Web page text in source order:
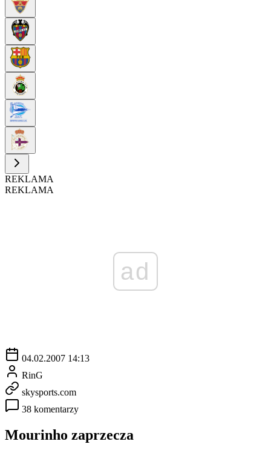
REKLAMA
REKLAMA
ad
04.02.2007 14:13
RinG
skysports.com
38 komentarzy
Mourinho zaprzecza